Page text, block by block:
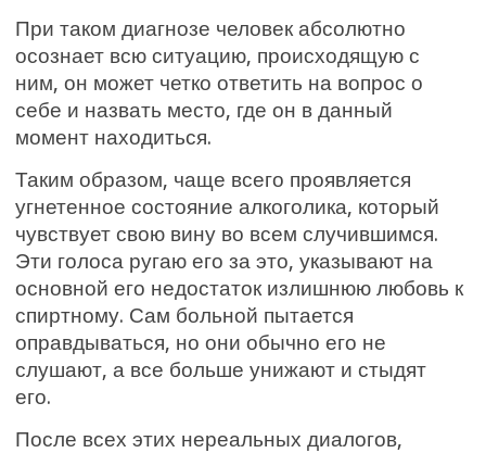
При таком диагнозе человек абсолютно
осознает всю ситуацию, происходящую с
ним, он может четко ответить на вопрос о
себе и назвать место, где он в данный
момент находиться.
Таким образом, чаще всего проявляется
угнетенное состояние алкоголика, который
чувствует свою вину во всем случившимся.
Эти голоса ругаю его за это, указывают на
основной его недостаток излишнюю любовь к
спиртному. Сам больной пытается
оправдываться, но они обычно его не
слушают, а все больше унижают и стыдят
его.
После всех этих нереальных диалогов,